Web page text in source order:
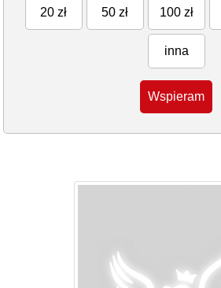
20 zł 50 zł 100 zł
inna
Wspieram